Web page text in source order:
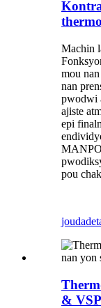
Machin
mou
nan
pwodwi
ajiste
epi
pou
jouda
&